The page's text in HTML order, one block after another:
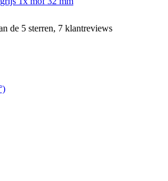
de 5 sterren, 7 klantreviews